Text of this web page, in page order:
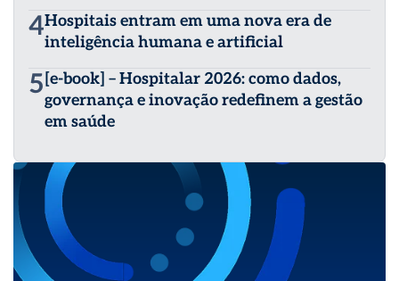
4Hospitais entram em uma nova era de
inteligência humana e artificial
5 [e-book] – Hospitalar 2026: como dados,
governança e inovação redefinem a gestão
em saúde